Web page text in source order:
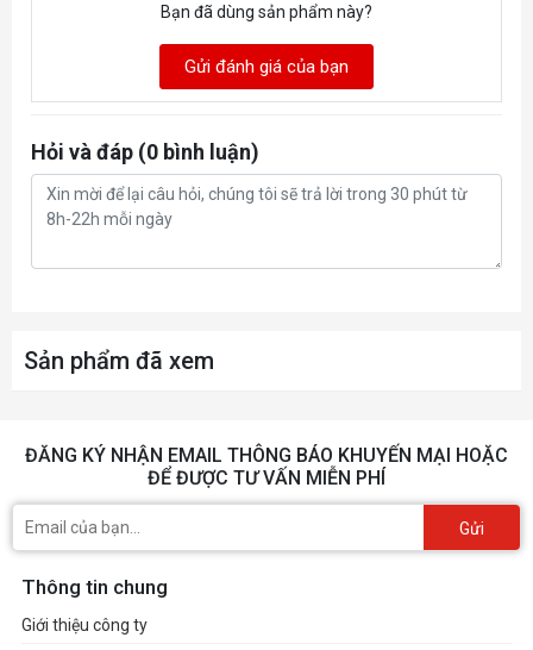
Bạn đã dùng sản phẩm này?
Gửi đánh giá của bạn
Hỏi và đáp (0 bình luận)
Sản phẩm đã xem
ĐĂNG KÝ NHẬN EMAIL THÔNG BÁO KHUYẾN MẠI HOẶC
ĐỂ ĐƯỢC TƯ VẤN MIỄN PHÍ
Gửi
Thông tin chung
Giới thiệu công ty